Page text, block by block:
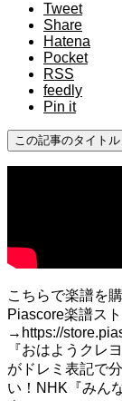
Tweet
Share
Hatena
Pocket
RSS
feedly
Pin it
この記事のタイト
こちらで楽譜を
Piascore楽譜ス
→https://
『おはようクレ
がドレミ表記で
い！NHK『みん